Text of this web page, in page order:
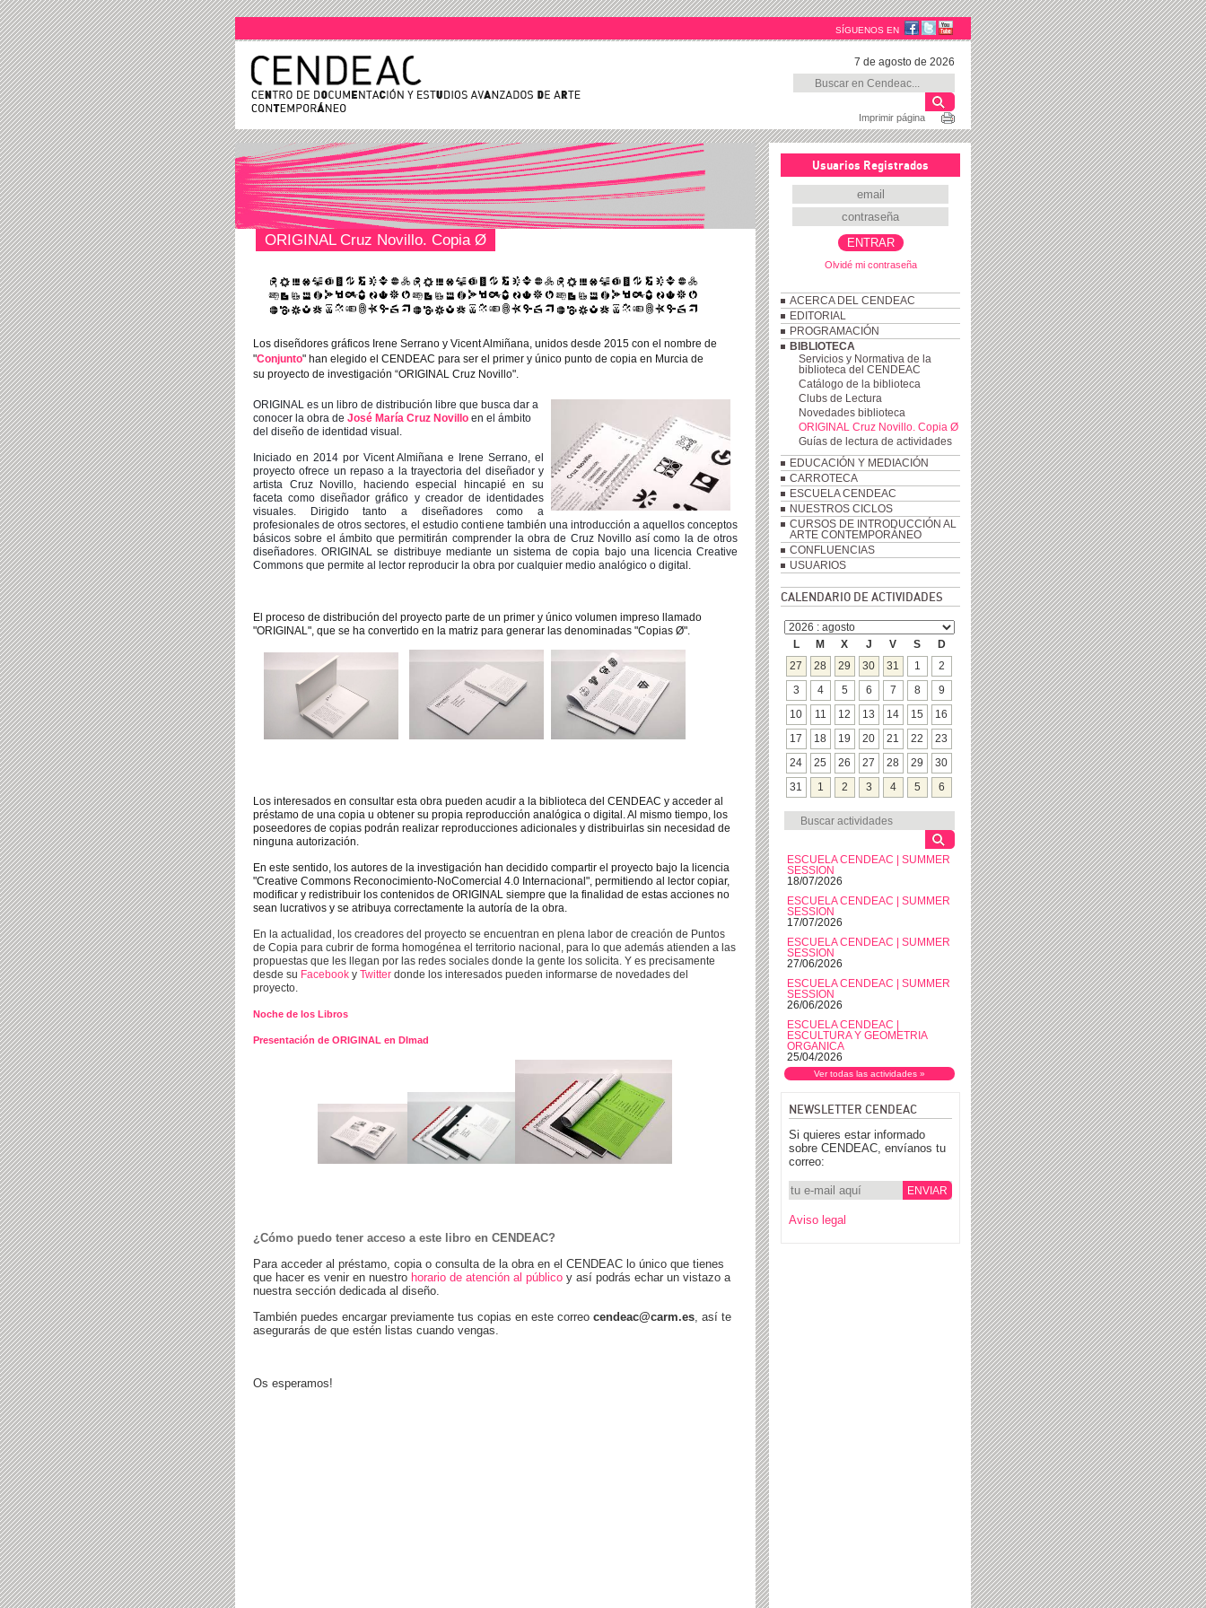
SÍGUENOS EN
7 de agosto de 2026
Imprimir página
Usuarios Registrados
Olvidé mi contraseña
ACERCA DEL CENDEAC
EDITORIAL
PROGRAMACIÓN
BIBLIOTECA
Servicios y Normativa de la
biblioteca del CENDEAC
Catálogo de la biblioteca
Clubs de Lectura
Novedades biblioteca
ORIGINAL Cruz Novillo. Copia Ø
Guías de lectura de actividades
EDUCACIÓN Y MEDIACIÓN
CARROTECA
ESCUELA CENDEAC
NUESTROS CICLOS
CURSOS DE INTRODUCCIÓN AL
ARTE CONTEMPORÁNEO
CONFLUENCIAS
USUARIOS
CALENDARIO DE ACTIVIDADES
L M X J V S
D
27
28 29 30 31 1 2
3 4 5 6 7 8 9
10 11 12 13 14 15 16
17 18 19 20 21 22 23
24 25 26 27 28 29 30
31 1 2 3 4 5 6
ESCUELA CENDEAC | SUMMER
SESSION
18/07/2026
ESCUELA CENDEAC | SUMMER
SESSION
17/07/2026
ESCUELA CENDEAC | SUMMER
SESSION
27/06/2026
ESCUELA CENDEAC | SUMMER
SESSION
26/06/2026
ESCUELA CENDEAC |
ESCULTURA Y GEOMETRIA
ORGANICA
25/04/2026
Ver todas las actividades »
NEWSLETTER CENDEAC
Si quieres estar informado
sobre CENDEAC, envíanos tu
correo:
Aviso legal
ORIGINAL Cruz Novillo. Copia Ø
Los diseñdores gráficos Irene Serrano y Vicent Almiñana, unidos desde 2015 con el nombre de
"Conjunto" han elegido el CENDEAC para ser el primer y único punto de copia en Murcia de
su proyecto de investigación “ORIGINAL Cruz Novillo".
ORIGINAL es un libro de distribución libre que busca dar a
conocer la obra de José María Cruz Novillo en el ámbito
del diseño de identidad visual.
Iniciado en 2014 por Vicent Almiñana e Irene Serrano, el
proyecto ofrece un repaso a la trayectoria del diseñador y
artista Cruz Novillo, haciendo especial hincapié en su
faceta como diseñador gráfico y creador de identidades
visuales.
Dirigido tanto a diseñadores como a
profesionales de otros sectores, el estudio contiene también una introducción a aquellos conceptos
básicos sobre el ámbito que permitirán comprender la obra de Cruz Novillo así como la de otros
diseñadores.ORIGINAL se distribuye mediante un sistema de copia bajo una licencia Creative
Commons que permite al lector reproducir la obra por cualquier medio analógico o digital.
El proceso de distribución del proyecto parte de un primer y único volumen impreso llamado
"ORIGINAL", que se ha convertido en la matriz para generar las denominadas "Copias Ø".
Los interesados ​​en consultar esta obra pueden acudir a la biblioteca del CENDEAC y acceder al
préstamo de una copia u obtener su propia reproducción analógica o digital. Al mismo tiempo, los
poseedores de copias podrán realizar reproducciones adicionales y distribuirlas sin necesidad de
ninguna autorización.
En este sentido, los autores de la investigación han decidido compartir el proyecto bajo la licencia
"Creative Commons Reconocimiento-NoComercial 4.0 Internacional", permitiendo al lector copiar,
modificar y redistribuir los contenidos de ORIGINAL siempre que la finalidad de estas acciones no
sean lucrativos y se atribuya correctamente la autoría de la obra.
En la actualidad, los creadores del proyecto se encuentran en plena labor de creación de Puntos
de Copia para cubrir de forma homogénea el territorio nacional, para lo que además atienden a las
propuestas que les llegan por las redes sociales donde la gente los solicita. Y es precisamente
desde su Facebook y Twitter donde los interesados pueden informarse de novedades del
proyecto.
Noche de los Libros
Presentación de ORIGINAL en DImad
¿Cómo puedo tener acceso a este libro en CENDEAC?
Para acceder al préstamo, copia o consulta de la obra en el CENDEAC lo único que tienes
que hacer es venir en nuestro horario de atención al público y así podrás echar un vistazo a
nuestra sección dedicada al diseño.
También puedes encargar previamente tus copias en este correo cendeac@carm.es, así te
asegurarás de que estén listas cuando vengas.
Os esperamos!